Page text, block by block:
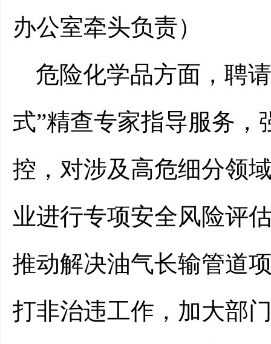
办公室牵头负责）
危险化学品方面， 聘
式”精查专家指导服务
控，对涉及高危细分领
业进行专项安全风险评
推动解决油气长输管道
打非治违工作，加大部